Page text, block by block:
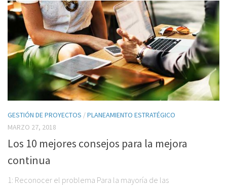
GESTIÓN DE PROYECTOS /PLANEAMIENTO ESTRATÉGICO
MARZO 27, 2018
Los 10 mejores consejos para la mejora
continua
1: Reconocer el problema Para la mayoría de las